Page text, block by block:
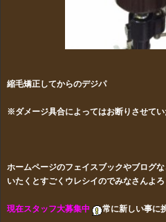
縮毛矯正してからのデジパ
※ダメージ具合によってはお断りさせて
ホームページのフェイスブックやブログ
いたくとすごくウレシイのでみなさんよ
現在スタッフ大募集中 常に新しい事に